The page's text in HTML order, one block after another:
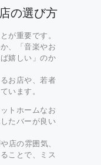
の選び方
が重要です。
、「音楽やお
嬉しい」のか
お店や、若者
います。
トホームなお
たバーが良い
店の雰囲気、
ことで、ミス